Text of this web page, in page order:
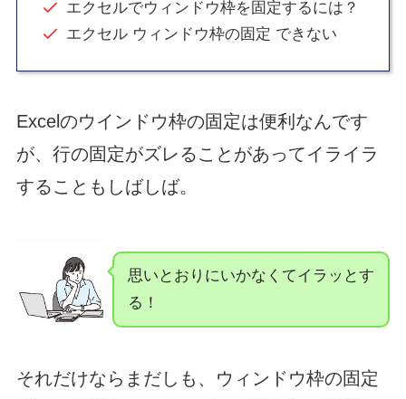
エクセルでウィンドウ枠を固定するには？
エクセル ウィンドウ枠の固定 できない
Excelのウインドウ枠の固定は便利なんです
が、行の固定がズレることがあってイライラ
することもしばしば。
思いとおりにいかなくてイラッとす
る！
それだけならまだしも、ウィンドウ枠の固定